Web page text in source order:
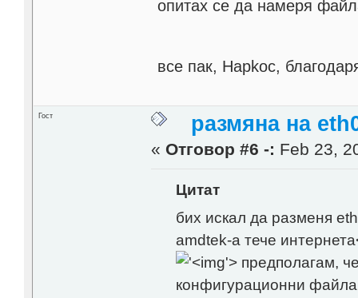
опитах се да намеря
все пак, Hapkoc,
Гост размяна на
« Отговор #6 -: Feb 23,
Цитат
бих искал да разменя
amdtek-a тече
'>предполагам,
конфигурационни